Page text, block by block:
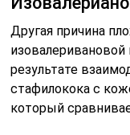
Другая причина
изовалеривановой
результате
стафилокока с
который